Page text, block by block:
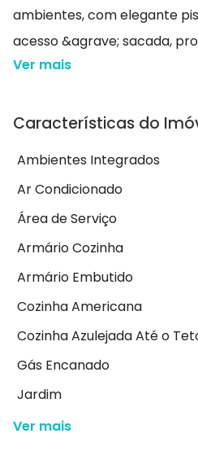
ambientes, com elegante
acesso &agrave; sacada,
Ver mais
Características do
Ambientes Integrados
Ar Condicionado
Área de Serviço
Armário Cozinha
Armário Embutido
Cozinha Americana
Cozinha Azulejada Até o
Gás Encanado
Jardim
Ver mais